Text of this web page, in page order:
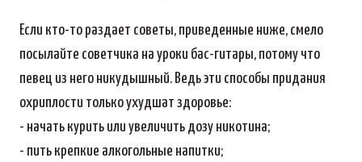
Если кто-то раздает советы, приведенные ниже, смело
посылайте советчика на уроки бас-гитары, потому что
певец из него никудышный. Ведь эти способы придания
охриплости только ухудшат здоровье:
- начать курить или увеличить дозу никотина;
- пить крепкие алкогольные напитки;